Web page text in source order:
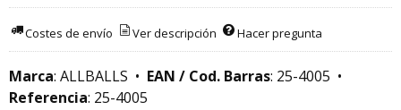
Costes de envío Ver descripción Hacer pregunta
Marca: ALLBALLS • EAN / Cod. Barras: 25-4005 •
Referencia: 25-4005